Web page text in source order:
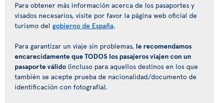
Para obtener más información acerca de los pasaportes y
visados necesarios, visite por favor la página web oficial de
turismo del gobierno de España.
Para garantizar un viaje sin problemas, le recomendamos
encarecidamente que TODOS los pasajeros viajen con un
pasaporte válido (incluso para aquellos destinos en los que
también se acepte prueba de nacionalidad/documento de
identificación con fotografía).